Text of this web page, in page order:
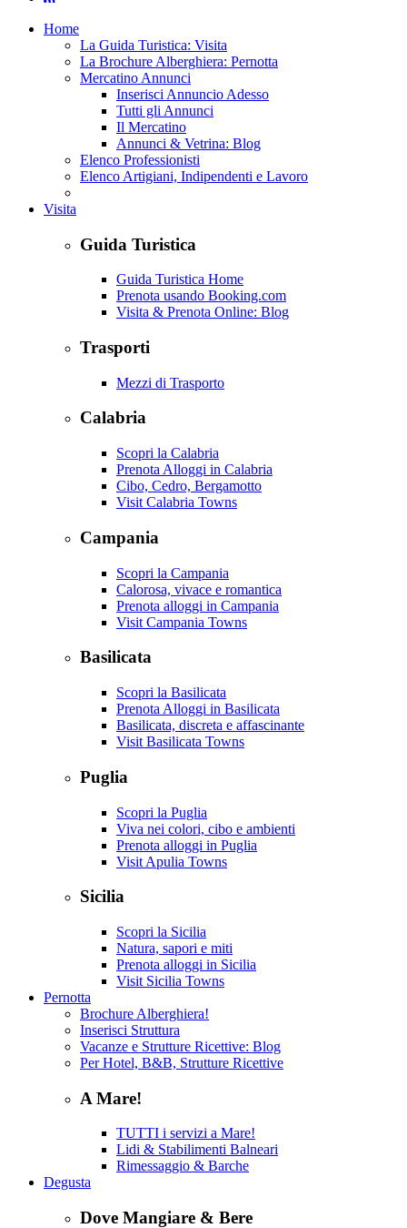
Home
La Guida Turistica: Visita
La Brochure Alberghiera: Pernotta
Mercatino Annunci
Inserisci Annuncio Adesso
Tutti gli Annunci
Il Mercatino
Annunci & Vetrina: Blog
Elenco Professionisti
Elenco Artigiani, Indipendenti e Lavoro
Visita
Guida Turistica
Guida Turistica Home
Prenota usando Booking.com
Visita & Prenota Online: Blog
Trasporti
Mezzi di Trasporto
Calabria
Scopri la Calabria
Prenota Alloggi in Calabria
Cibo, Cedro, Bergamotto
Visit Calabria Towns
Campania
Scopri la Campania
Calorosa, vivace e romantica
Prenota alloggi in Campania
Visit Campania Towns
Basilicata
Scopri la Basilicata
Prenota Alloggi in Basilicata
Basilicata, discreta e affascinante
Visit Basilicata Towns
Puglia
Scopri la Puglia
Viva nei colori, cibo e ambienti
Prenota alloggi in Puglia
Visit Apulia Towns
Sicilia
Scopri la Sicilia
Natura, sapori e miti
Prenota alloggi in Sicilia
Visit Sicilia Towns
Pernotta
Brochure Alberghiera!
Inserisci Struttura
Vacanze e Strutture Ricettive: Blog
Per Hotel, B&B, Strutture Ricettive
A Mare!
TUTTI i servizi a Mare!
Lidi & Stabilimenti Balneari
Rimessaggio & Barche
Degusta
Dove Mangiare & Bere